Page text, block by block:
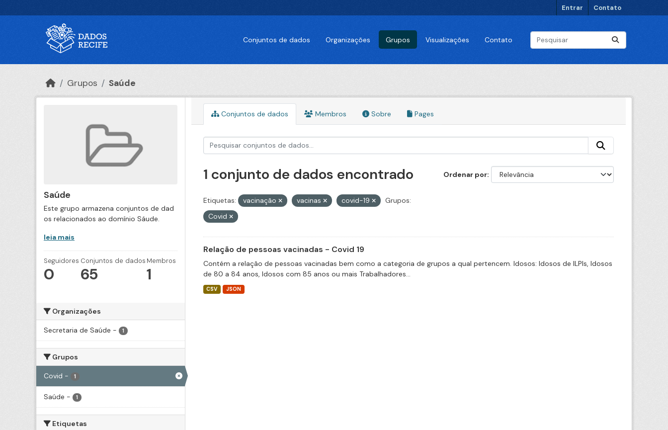
Entrar Contato
Conjuntos de dados Organizações Grupos Visualizações Contato
Grupos Saúde
Saúde
Este grupo armazena conjuntos de dad
os relacionados ao domínio Sáude.
leia mais
Seguidores
0
Conjuntos de dados
65
Membros
1
Organizações
Secretaria de Saúde - 1
Grupos
Covid - 1
Saúde - 1
Etiquetas
Conjuntos de dados Membros Sobre Pages
Ordenar por
1 conjunto de dados encontrado
Etiquetas: vacinação vacinas covid-19
Grupos:
Covid
Relação de pessoas vacinadas - Covid 19
Contém a relação de pessoas vacinadas bem como a categoria de grupos a qual pertencem. Idosos: Idosos de ILPIs, Idosos
de 80 a 84 anos, Idosos com 85 anos ou mais Trabalhadores...
CSV JSON